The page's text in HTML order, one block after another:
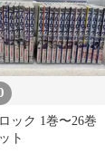
ック 1巻〜26巻
ト